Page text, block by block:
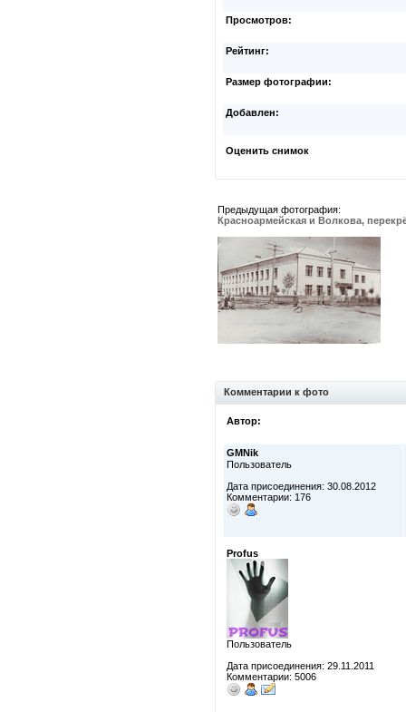
Просмотров:
Рейтинг:
Размер фотографии:
Добавлен:
Оценить снимок
Предыдущая фотография:
Красноармейская и Волкова,
Комментарии к фото
Автор:
GMNik
Пользователь
Дата присоединения: 30.08.2012
Комментарии: 176
Profus
Пользователь
Дата присоединения: 29.11.2011
Комментарии: 5006